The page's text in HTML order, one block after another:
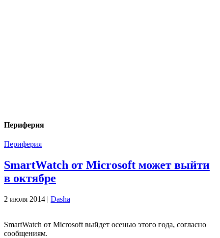
Периферия
Периферия
SmartWatch от Microsoft может выйти
в октябре
2 июля 2014 | Dasha
SmartWatch от Microsoft выйдет осенью этого года, согласно
сообщениям.